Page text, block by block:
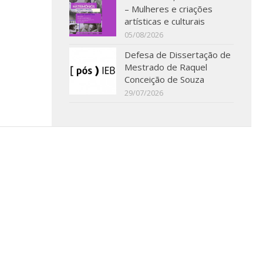
– Mulheres e criações
artísticas e culturais
05/08/2026
Defesa de Dissertação de
Mestrado de Raquel
Conceição de Souza
29/07/2026